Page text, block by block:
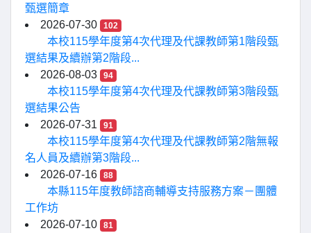
甄選簡章
2026-07-30
102
本校115學年度第4次代理及代課教師第1階段甄
選結果及續辦第2階段...
2026-08-03
94
本校115學年度第4次代理及代課教師第3階段甄
選結果公告
2026-07-31
91
本校115學年度第4次代理及代課教師第2階無報
名人員及續辦第3階段...
2026-07-16
88
本縣115年度教師諮商輔導支持服務方案－團體
工作坊
2026-07-10
81